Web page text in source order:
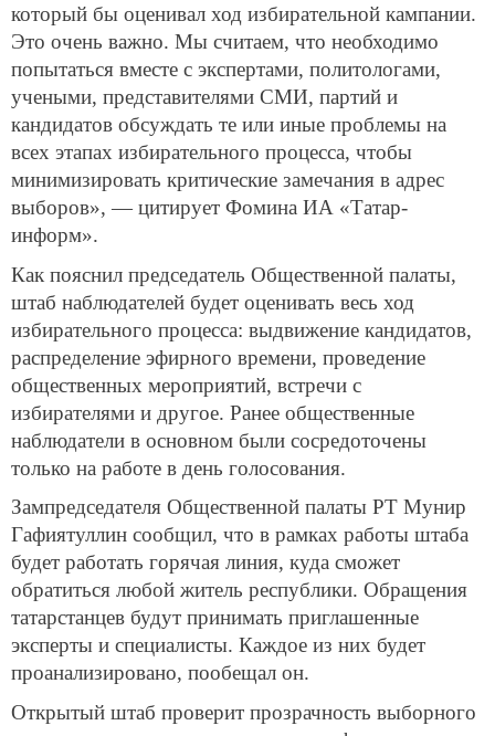
который бы оценивал ход избирательной кампании.
Это очень важно. Мы считаем, что необходимо
попытаться вместе с экспертами, политологами,
учеными, представителями СМИ, партий и
кандидатов обсуждать те или иные проблемы на
всех этапах избирательного процесса, чтобы
минимизировать критические замечания в адрес
выборов», — цитирует Фомина ИА «Татар-
информ».
Как пояснил председатель Общественной палаты,
штаб наблюдателей будет оценивать весь ход
избирательного процесса: выдвижение кандидатов,
распределение эфирного времени, проведение
общественных мероприятий, встречи с
избирателями и другое. Ранее общественные
наблюдатели в основном были сосредоточены
только на работе в день голосования.
Зампредседателя Общественной палаты РТ Мунир
Гафиятуллин сообщил, что в рамках работы штаба
будет работать горячая линия, куда сможет
обратиться любой житель республики. Обращения
татарстанцев будут принимать приглашенные
эксперты и специалисты. Каждое из них будет
проанализировано, пообещал он.
Открытый штаб проверит прозрачность выборного